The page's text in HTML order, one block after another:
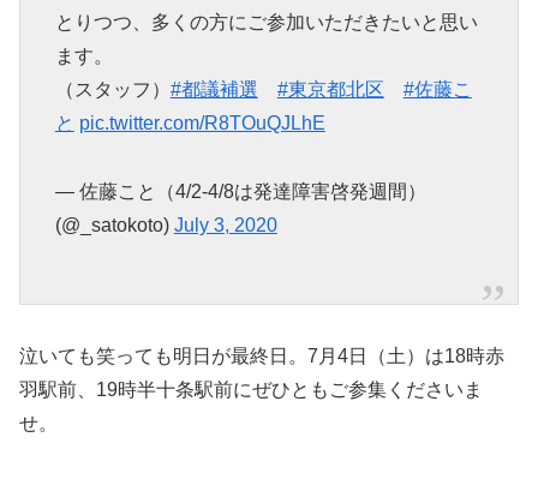
とりつつ、多くの方にご参加いただきたいと思い
ます。
（スタッフ） #都議補選 #東京都北区
#佐藤こ
と pic.twitter.com/R8TOuQJLhE
— 佐藤こと（4/2-4/8は発達障害啓発週間）
(@_satokoto) July 3, 2020
泣いても笑っても明日が最終日。7月4日（土）は18時赤
羽駅前、19時半十条駅前にぜひともご参集くださいま
せ。